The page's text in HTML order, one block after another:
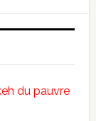
du pauvre